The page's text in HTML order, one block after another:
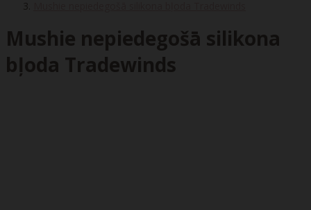
Mushie nepiedegošā silikona
bļoda Tradewinds